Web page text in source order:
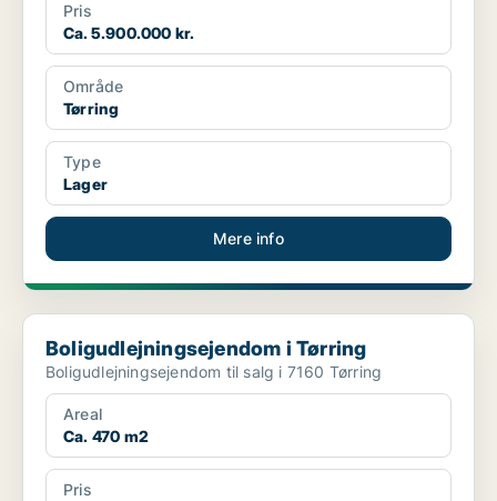
Pris
Ca. 5.900.000 kr.
Område
Tørring
Type
Lager
Mere info
Boligudlejningsejendom i Tørring
Boligudlejningsejendom i Tørring
Boligudlejningsejendom til salg i 7160 Tørring
Areal
Ca. 470 m2
Pris